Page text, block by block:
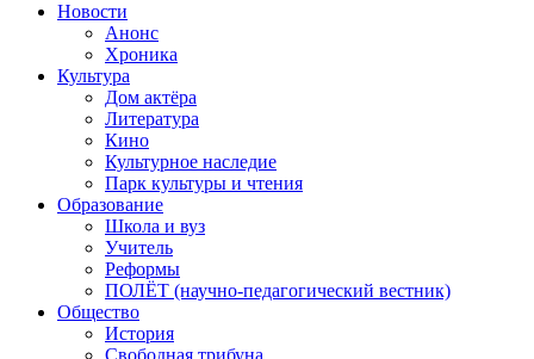
Новости
Анонс
Хроника
Культура
Дом актёра
Литература
Кино
Культурное наследие
Парк культуры и чтения
Образование
Школа и вуз
Учитель
Реформы
ПОЛЁТ (научно-педагогический вестник)
Общество
История